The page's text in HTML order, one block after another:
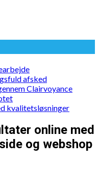
afsked
Clairvoyance
kvalitetsløsninger
online med
og webshop